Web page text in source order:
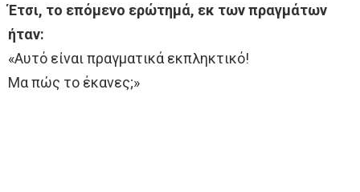
Έτσι, το επόμενο ερώτημά, εκ των πραγμάτων
ήταν:
«Αυτό είναι πραγματικά εκπληκτικό!
Μα πώς το έκανες;»